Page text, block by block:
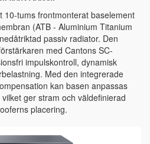
10-tums frontmonterat baselement
(ATB - Aluminium Titanium
passiv radiator. Den
med Cantons SC-
impulskontroll, dynamisk
Med den integrerade
kan basen anpassas
ger stram och väldefinierad
placering.